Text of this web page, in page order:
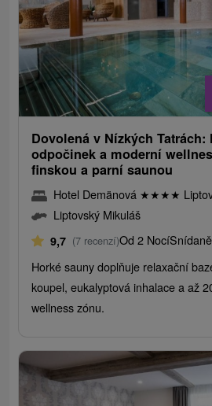
Dovolená v Nízkých Tatrách:
odpočinek a moderní
finskou a parní saunou
Hotel Demänová ★★★★
Liptovský Mikuláš
9,7 (7 recenzí)Od 2 Nocí
Horké sauny doplňuje relaxační
koupel, eukalyptová inhalace a až
wellness zónu.